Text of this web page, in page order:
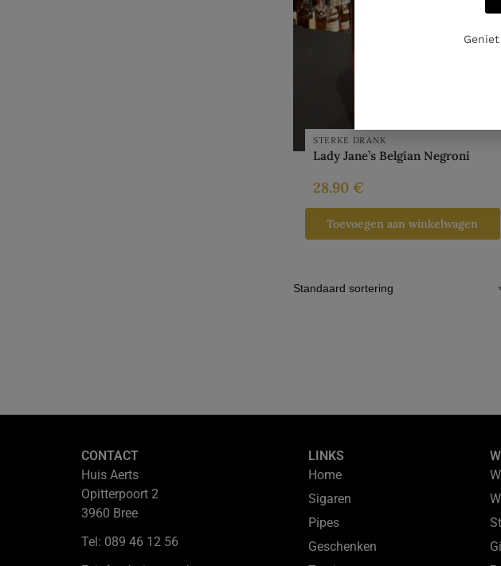
STERKE DRANK
Lady Jane’s Belgian Negroni
28.90 €
Toevoegen aan winkelwagen
CONTACT
Huis Aerts
Opitterpoort 2
3960 Bree
Tel: 089 46 12 56
LINKS
Home
Sigaren
Pipes
Geschenken